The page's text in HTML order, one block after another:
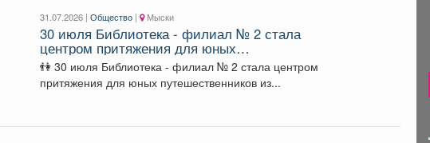
31.07.2026 |Общество | Мыски
30 июля Библиотека - филиал № 2 стала
центром притяжения для юных
путешественников из летнего лагеря
👫 30 июля Библиотека - филиал № 2 стала центром
притяжения для юных путешественников из...